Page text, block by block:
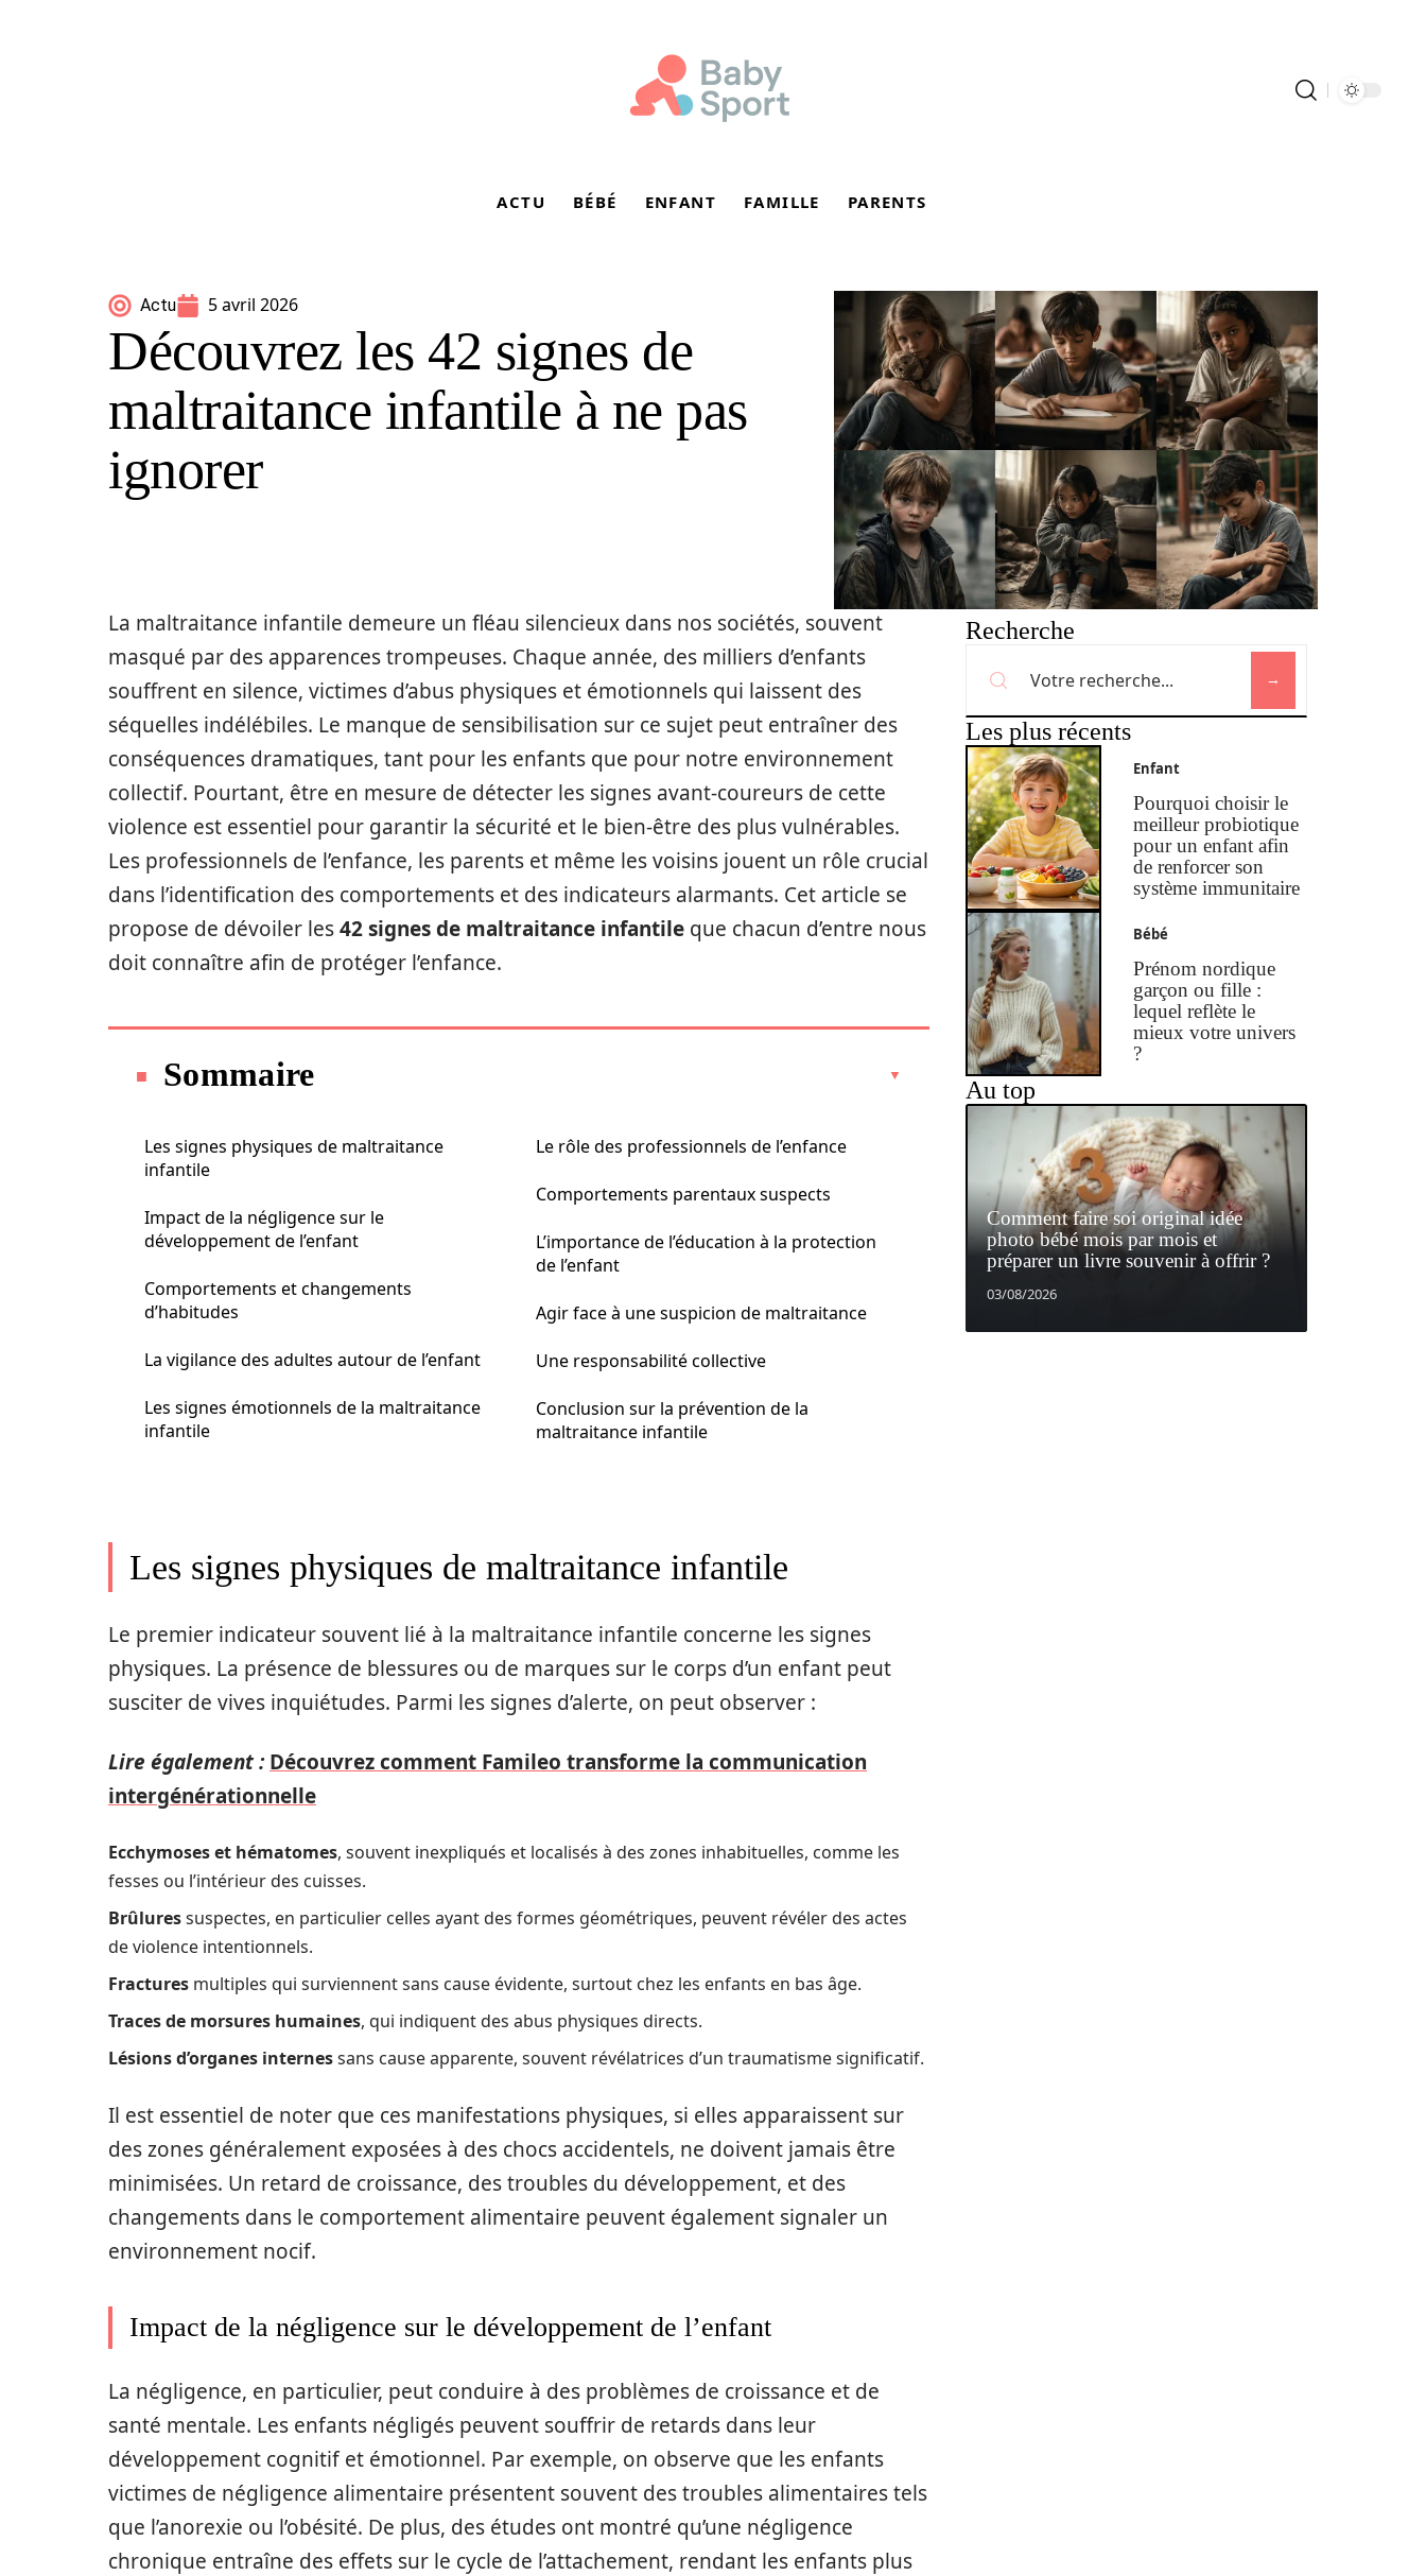
ACTU BÉBÉ ENFANT FAMILLE PARENTS
Actu 5 avril 2026
Découvrez les 42 signes de
maltraitance infantile à ne pas
ignorer
La maltraitance infantile demeure un fléau silencieux dans nos sociétés, souvent
masqué par des apparences trompeuses. Chaque année, des milliers d’enfants
souffrent en silence, victimes d’abus physiques et émotionnels qui laissent des
séquelles indélébiles. Le manque de sensibilisation sur ce sujet peut entraîner des
conséquences dramatiques, tant pour les enfants que pour notre environnement
collectif. Pourtant, être en mesure de détecter les signes avant-coureurs de cette
violence est essentiel pour garantir la sécurité et le bien-être des plus vulnérables.
Les professionnels de l’enfance, les parents et même les voisins jouent un rôle crucial
dans l’identification des comportements et des indicateurs alarmants. Cet article se
propose de dévoiler les42 signes de maltraitance infantile que chacun d’entre nous
doit connaître afin de protéger l’enfance.
Sommaire
Les signes physiques de maltraitance
infantile
Impact de la négligence sur le
développement de l’enfant
Comportements et changements
d’habitudes
La vigilance des adultes autour de l’enfant
Les signes émotionnels de la maltraitance
infantile
Le rôle des professionnels de l’enfance
Comportements parentaux suspects
L’importance de l’éducation à la protection
de l’enfant
Agir face à une suspicion de maltraitance
Une responsabilité collective
Conclusion sur la prévention de la
maltraitance infantile
Les signes physiques de maltraitance infantile
Le premier indicateur souvent lié à la maltraitance infantile concerne les signes
physiques. La présence de blessures ou de marques sur le corps d’un enfant peut
susciter de vives inquiétudes. Parmi les signes d’alerte, on peut observer :
Lire également : Découvrez comment Famileo transforme la communication
intergénérationnelle
Ecchymoses et hématomes, souvent inexpliqués et localisés à des zones inhabituelles, comme les
fesses ou l’intérieur des cuisses.
Brûluressuspectes, en particulier celles ayant des formes géométriques, peuvent révéler des actes
de violence intentionnels.
Fractures multiples qui surviennent sans cause évidente, surtout chez les enfants en bas âge.
Traces de morsures humaines, qui indiquent des abus physiques directs.
Lésions d’organes internessans cause apparente, souvent révélatrices d’un traumatisme significatif.
Il est essentiel de noter que ces manifestations physiques, si elles apparaissent sur
des zones généralement exposées à des chocs accidentels, ne doivent jamais être
minimisées. Un retard de croissance, des troubles du développement, et des
changements dans le comportement alimentaire peuvent également signaler un
environnement nocif.
Impact de la négligence sur le développement de l’enfant
La négligence, en particulier, peut conduire à des problèmes de croissance et de
santé mentale. Les enfants négligés peuvent souffrir de retards dans leur
développement cognitif et émotionnel. Par exemple, on observe que les enfants
victimes de négligence alimentaire présentent souvent des troubles alimentaires tels
que l’anorexie ou l’obésité. De plus, des études ont montré qu’une négligence
chronique entraîne des effets sur le cycle de l’attachement, rendant les enfants plus
Recherche
Les plus récents
Enfant
Pourquoi choisir le
meilleur probiotique
pour un enfant afin
de renforcer son
système immunitaire
Bébé
Prénom nordique
garçon ou fille :
lequel reflète le
mieux votre univers
?
Au top
Comment faire soi original idée
photo bébé mois par mois et
préparer un livre souvenir à offrir ?
03/08/2026